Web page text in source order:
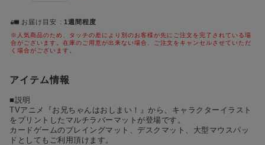
1位 #ポケットモンスター（ポケモン）
3位 #初音ミク シリーズ
4位 #名探偵コナン #Dr.STONE（ドクターストーン）
お届け目安 1週間程度
※人気商品のため、タッチの差により別のお客様が先にご注文を完了されている場
合がございます。在庫のご用意が出来ない場合、ご注文をキャンセルさせていただ
く場合がございます。
アイテム情報
■説明
TVアニメ『お兄ちゃんはおしまい！』から、キャラクターイラスト
をプリントしたマルチラバーマットが登場です。
カードゲームのプレイングマット、デスクマット、大型マウスパッ
ドとしてもご利用頂けます。